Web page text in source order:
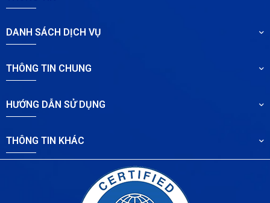
DANH SÁCH DỊCH VỤ
THÔNG TIN CHUNG
HƯỚNG DẪN SỬ DỤNG
THÔNG TIN KHÁC